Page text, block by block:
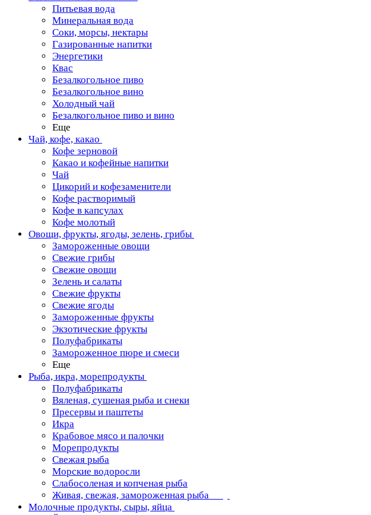
Питьевая вода
Минеральная вода
Соки, морсы, нектары
Газированные напитки
Энергетики
Квас
Безалкогольное пиво
Безалкогольное вино
Холодный чай
Безалкогольное пиво и вино
Еще
Чай, кофе, какао
Кофе зерновой
Какао и кофейные напитки
Чай
Цикорий и кофезаменители
Кофе растворимый
Кофе в капсулах
Кофе молотый
Овощи, фрукты, ягоды, зелень, грибы
Замороженные овощи
Свежие грибы
Свежие овощи
Зелень и салаты
Свежие фрукты
Свежие ягоды
Замороженные фрукты
Экзотические фрукты
Полуфабрикаты
Замороженное пюре и смеси
Еще
Рыба, икра, морепродукты
Полуфабрикаты
Вяленая, сушеная рыба и снеки
Пресервы и паштеты
Икра
Крабовое мясо и палочки
Морепродукты
Свежая рыба
Морские водоросли
Слабосоленая и копченая рыба
Живая, свежая, замороженная рыба
Молочные продукты, сыры, яйца